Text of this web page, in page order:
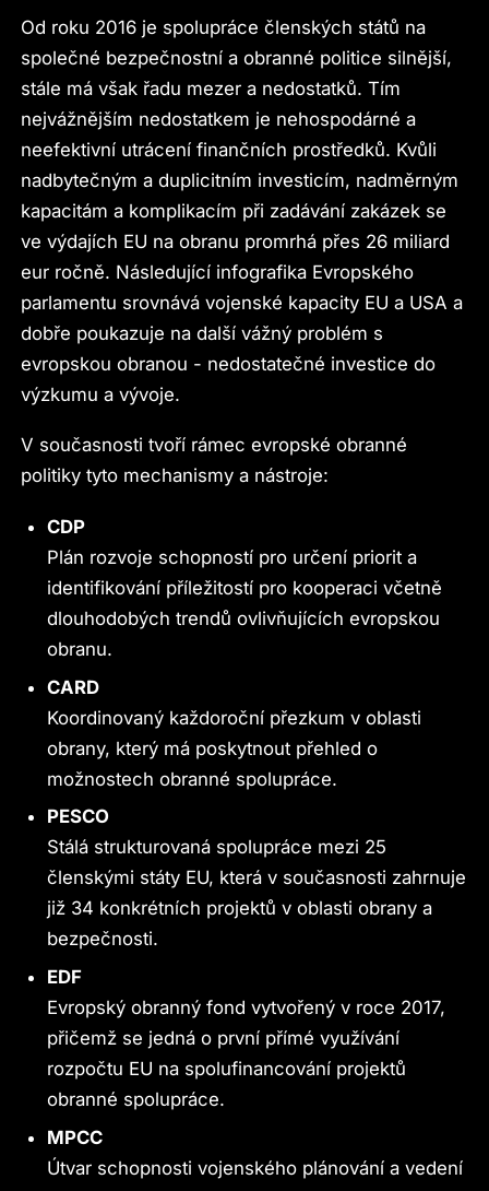
Od roku 2016 je spolupráce členských států na
společné bezpečnostní a obranné politice silnější,
stále má však řadu mezer a nedostatků. Tím
nejvážnějším nedostatkem je nehospodárné a
neefektivní utrácení finančních prostředků. Kvůli
nadbytečným a duplicitním investicím, nadměrným
kapacitám a komplikacím při zadávání zakázek se
ve výdajích EU na obranu promrhá přes 26 miliard
eur ročně. Následující infografika Evropského
parlamentu srovnává vojenské kapacity EU a USA a
dobře poukazuje na další vážný problém s
evropskou obranou - nedostatečné investice do
výzkumu a vývoje.
V současnosti tvoří rámec evropské obranné
politiky tyto mechanismy a nástroje:
CDP
Plán rozvoje schopností pro určení priorit a
identifikování příležitostí pro kooperaci včetně
dlouhodobých trendů ovlivňujících evropskou
obranu.
CARD
Koordinovaný každoroční přezkum v oblasti
obrany, který má poskytnout přehled o
možnostech obranné spolupráce.
PESCO
Stálá strukturovaná spolupráce mezi 25
členskými státy EU, která v současnosti zahrnuje
již 34 konkrétních projektů v oblasti obrany a
bezpečnosti.
EDF
Evropský obranný fond vytvořený v roce 2017,
přičemž se jedná o první přímé využívání
rozpočtu EU na spolufinancování projektů
obranné spolupráce.
MPCC
Útvar schopnosti vojenského plánování a vedení